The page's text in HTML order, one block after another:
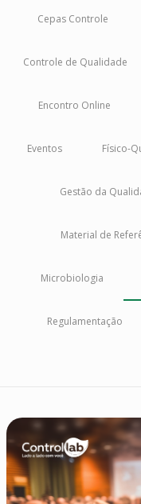
Cepas Controle
Controle de Qualidade
Encontro Online
Eventos Físico-
Gestão da
Material de
Microbiologia
Regulamentação